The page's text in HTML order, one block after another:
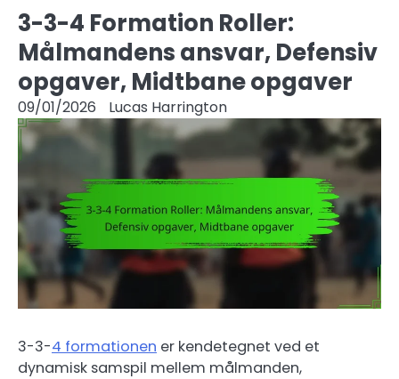
3-3-4 Formation Roller:
Målmandens ansvar, Defensiv
opgaver, Midtbane opgaver
09/01/2026 Lucas Harrington
3-3-4 formationen er kendetegnet ved et
dynamisk samspil mellem målmanden,